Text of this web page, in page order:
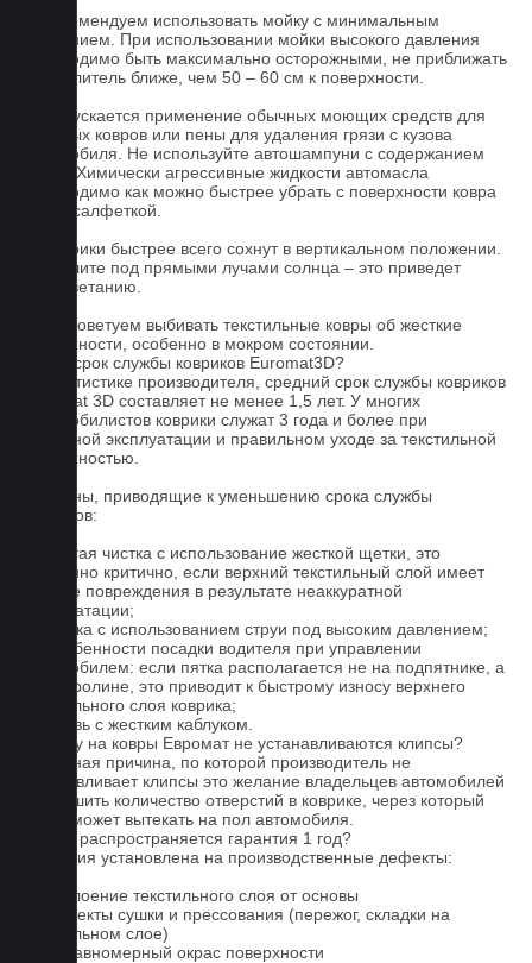
2. Рекомендуем использовать мойку с минимальным
давлением. При использовании мойки высокого давления
необходимо быть максимально осторожными, не приближать
распылитель ближе, чем 50 – 60 см к поверхности.
3. Допускается применение обычных моющих средств для
бытовых ковров или пены для удаления грязи с кузова
автомобиля. Не используйте автошампуни с содержанием
воска! Химически агрессивные жидкости автомасла
необходимо как можно быстрее убрать с поверхности ковра
сухой салфеткой.
4. Коврики быстрее всего сохнут в вертикальном положении.
Не сушите под прямыми лучами солнца – это приведет
к выцветанию.
5. Не советуем выбивать текстильные ковры об жесткие
поверхности, особенно в мокром состоянии.
Какой срок службы ковриков Euromat3D?
По статистике производителя, средний срок службы ковриков
Euromat 3D составляет не менее 1,5 лет. У многих
автомобилистов коврики служат 3 года и более при
бережной эксплуатации и правильном уходе за текстильной
поверхностью.
Причины, приводящие к уменьшению срока службы
ковриков:
1. Частая чистка с использование жесткой щетки, это
особенно критично, если верхний текстильный слой имеет
мелкие повреждения в результате неаккуратной
эксплуатации;
2. Мойка с использованием струи под высоким давлением;
3. Особенности посадки водителя при управлении
автомобилем: если пятка располагается не на подпятнике, а
на ковролине, это приводит к быстрому износу верхнего
текстильного слоя коврика;
4. Обувь с жестким каблуком.
Почему на ковры Евромат не устанавливаются клипсы?
Основная причина, по которой производитель не
устанавливает клипсы это желание владельцев автомобилей
уменьшить количество отверстий в коврике, через который
влага может вытекать на пол автомобиля.
На что распространяется гарантия 1 год?
Гарантия установлена на производственные дефекты:
1. Отслоение текстильного слоя от основы
2. Дефекты сушки и прессования (пережог, складки на
текстильном слое)
3. Неравномерный окрас поверхности